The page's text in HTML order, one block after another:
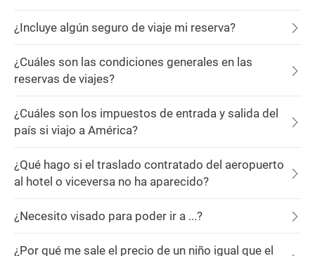
¿Incluye algún seguro de viaje mi reserva?
¿Cuáles son las condiciones generales en las
reservas de viajes?
¿Cuáles son los impuestos de entrada y salida del
país si viajo a América?
¿Qué hago si el traslado contratado del aeropuerto
al hotel o viceversa no ha aparecido?
¿Necesito visado para poder ir a ...?
¿Por qué me sale el precio de un niño igual que el